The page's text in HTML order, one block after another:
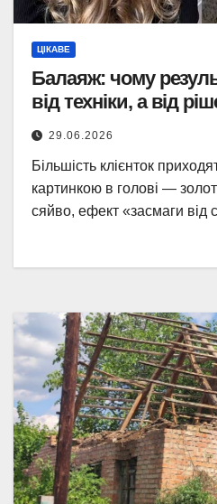
ЦІКАВЕ
Балаяж: чому
від техніки, а від
29.06.2026
Більшість клієнток
картинкою в голові —
сяйво, ефект «засмаги